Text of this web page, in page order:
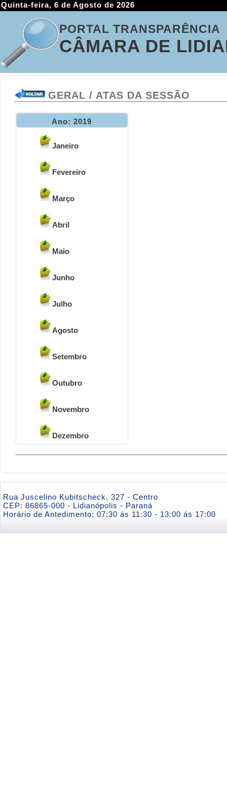
Quinta-feira, 6 de Agosto de 2026
PORTAL TRANSPARÊNCIA
CÂMARA DE
GERAL / ATAS DA SESSÃO
Ano: 2019
Janeiro
Fevereiro
Março
Abril
Maio
Junho
Julho
Agosto
Setembro
Outubro
Novembro
Dezembro
Rua Juscelino Kubitscheck, 327 - Centro
CEP: 86865-000 - Lidianópolis - Paraná
Horário de Antedimento: 07:30 ás 11:30 - 13:00 ás 17:00